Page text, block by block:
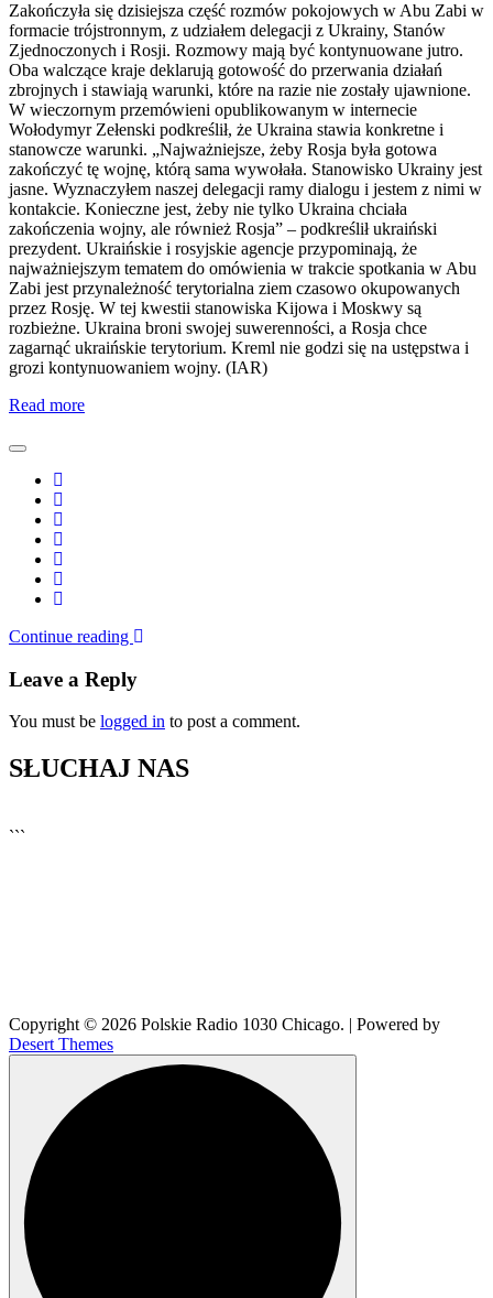
Zakończyła się dzisiejsza część rozmów pokojowych w Abu Zabi w
formacie trójstronnym, z udziałem delegacji z Ukrainy, Stanów
Zjednoczonych i Rosji. Rozmowy mają być kontynuowane jutro.
Oba walczące kraje deklarują gotowość do przerwania działań
zbrojnych i stawiają warunki, które na razie nie zostały ujawnione.
W wieczornym przemówieni opublikowanym w internecie
Wołodymyr Zełenski podkreślił, że Ukraina stawia konkretne i
stanowcze warunki. „Najważniejsze, żeby Rosja była gotowa
zakończyć tę wojnę, którą sama wywołała. Stanowisko Ukrainy jest
jasne. Wyznaczyłem naszej delegacji ramy dialogu i jestem z nimi w
kontakcie. Konieczne jest, żeby nie tylko Ukraina chciała
zakończenia wojny, ale również Rosja” – podkreślił ukraiński
prezydent. Ukraińskie i rosyjskie agencje przypominają, że
najważniejszym tematem do omówienia w trakcie spotkania w Abu
Zabi jest przynależność terytorialna ziem czasowo okupowanych
przez Rosję. W tej kwestii stanowiska Kijowa i Moskwy są
rozbieżne. Ukraina broni swojej suwerenności, a Rosja chce
zagarnąć ukraińskie terytorium. Kreml nie godzi się na ustępstwa i
grozi kontynuowaniem wojny. (IAR)
Read more
Continue reading
Leave a Reply
You must be logged in to post a comment.
SŁUCHAJ NAS
```
Copyright © 2026 Polskie Radio 1030 Chicago. | Powered by
Desert Themes